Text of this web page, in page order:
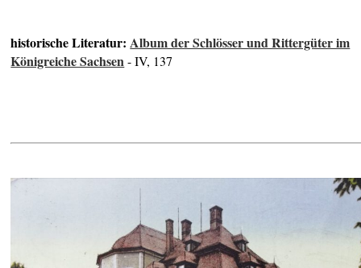
historische Literatur:Album der Schlösser und Rittergüter im
Königreiche Sachsen- IV, 137